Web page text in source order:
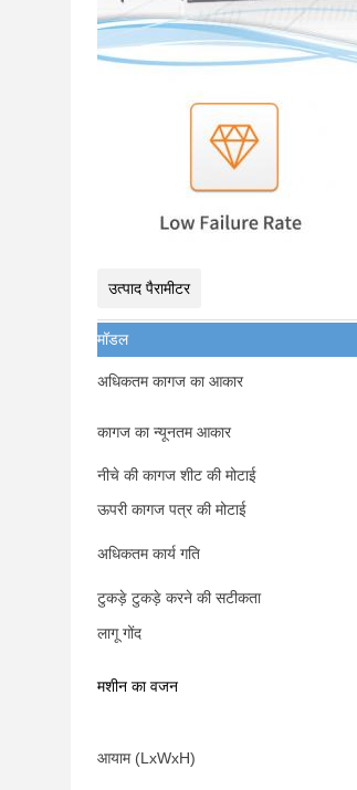
उत्पाद पैरामीटर
मॉडल
अधिकतम कागज का आकार
कागज का न्यूनतम आकार
नीचे की कागज शीट की मोटाई
ऊपरी कागज पत्र की मोटाई
अधिकतम कार्य गति
टुकड़े टुकड़े करने की सटीकता
लागू गोंद
मशीन का वजन
आयाम (LxWxH)